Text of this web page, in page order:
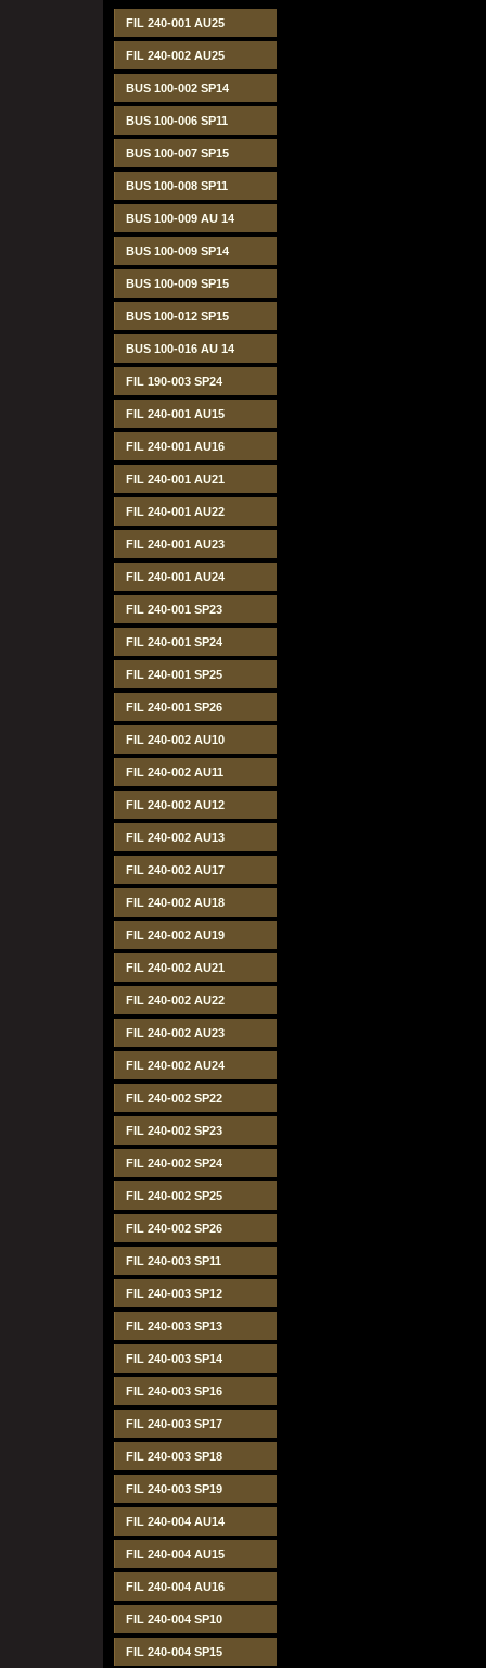
FIL 240-001 AU25
FIL 240-002 AU25
BUS 100-002 SP14
BUS 100-006 SP11
BUS 100-007 SP15
BUS 100-008 SP11
BUS 100-009 AU 14
BUS 100-009 SP14
BUS 100-009 SP15
BUS 100-012 SP15
BUS 100-016 AU 14
FIL 190-003 SP24
FIL 240-001 AU15
FIL 240-001 AU16
FIL 240-001 AU21
FIL 240-001 AU22
FIL 240-001 AU23
FIL 240-001 AU24
FIL 240-001 SP23
FIL 240-001 SP24
FIL 240-001 SP25
FIL 240-001 SP26
FIL 240-002 AU10
FIL 240-002 AU11
FIL 240-002 AU12
FIL 240-002 AU13
FIL 240-002 AU17
FIL 240-002 AU18
FIL 240-002 AU19
FIL 240-002 AU21
FIL 240-002 AU22
FIL 240-002 AU23
FIL 240-002 AU24
FIL 240-002 SP22
FIL 240-002 SP23
FIL 240-002 SP24
FIL 240-002 SP25
FIL 240-002 SP26
FIL 240-003 SP11
FIL 240-003 SP12
FIL 240-003 SP13
FIL 240-003 SP14
FIL 240-003 SP16
FIL 240-003 SP17
FIL 240-003 SP18
FIL 240-003 SP19
FIL 240-004 AU14
FIL 240-004 AU15
FIL 240-004 AU16
FIL 240-004 SP10
FIL 240-004 SP15